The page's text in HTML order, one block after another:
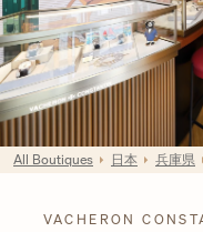
VACHERON
All Boutiques 日本 兵庫県